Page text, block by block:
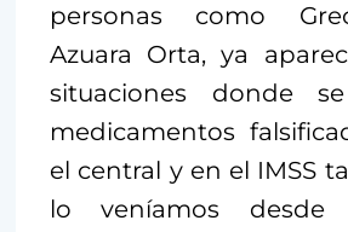
personas como
Azuara Orta, ya
situaciones donde
medicamentos
el central y en el IMSS
lo veníamos desde